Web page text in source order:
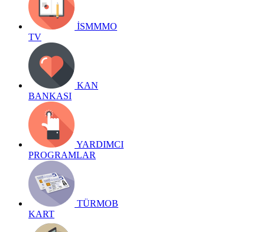
İSMMMO
TV
KAN
BANKASI
YARDIMCI
PROGRAMLAR
TÜRMOB
KART